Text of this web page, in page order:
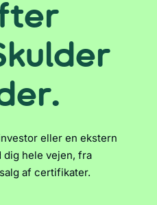
eller en ekstern
dig hele vejen, fra
af certifikater.